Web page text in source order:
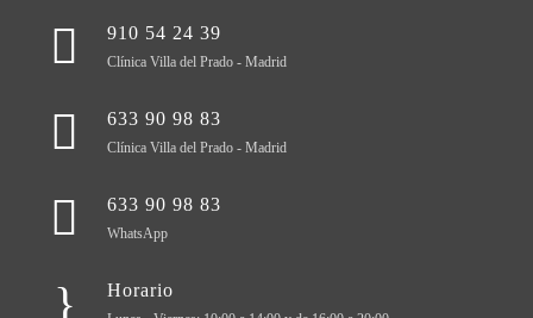
910 54 24 39
Clínica Villa del Prado - Madrid
633 90 98 83
Clínica Villa del Prado - Madrid
633 90 98 83
WhatsApp
Horario